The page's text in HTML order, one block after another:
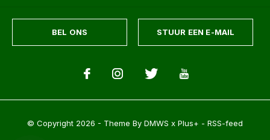
BEL ONS STUUR EEN E-MAIL
© Copyright 2026 - Theme By DMWS x Plus+ - RSS-feed